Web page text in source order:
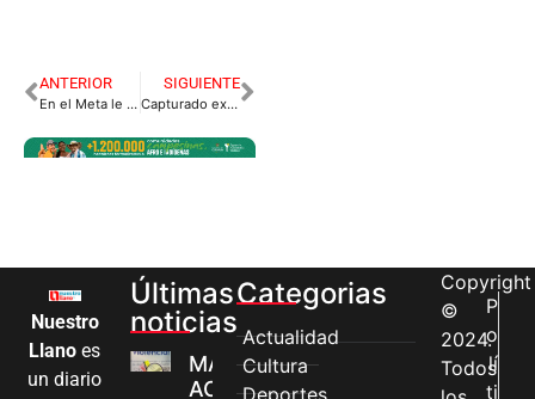
ANTERIOR
En el Meta le ponen el acelerador a la Reforma Agraria.
SIGUIENTE
Capturado extranjero por millonario robo
Nuestro
Llano es
un diario
Últimas
noticias
MÁS MUJERES
ACCEDEN A
Categorias
Actualidad
Cultura
Deportes
Copyright
©
2024.
Todos
P
o
lí
ti